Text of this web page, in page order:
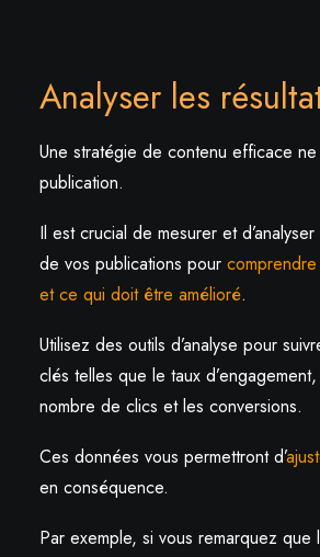
Analyser les
Une stratégie de contenu efficace ne
publication.
Il est crucial de mesurer et
de vos publications pour
et ce qui doit être amélioré.
Utilisez des outils d’analyse pour
clés telles que le taux
nombre de clics et les conversions.
Ces données vous permettront d’
en conséquence.
Par exemple, si vous remarquez que